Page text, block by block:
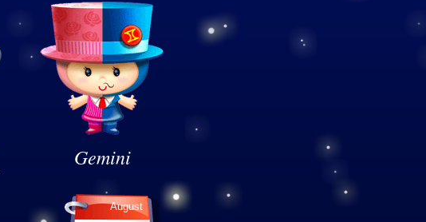
Gemini
August